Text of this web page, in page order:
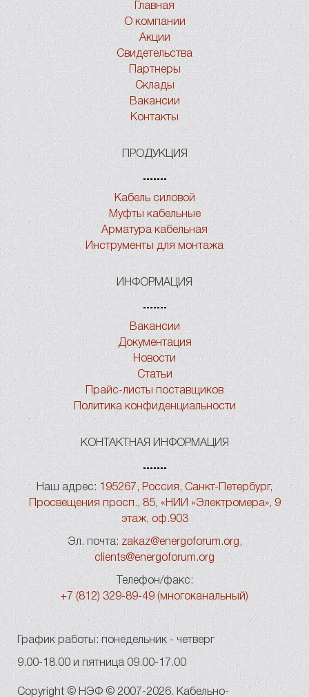
Главная
О компании
Акции
Свидетельства
Партнеры
Склады
Вакансии
Контакты
ПРОДУКЦИЯ
Кабель силовой
Муфты кабельные
Арматура кабельная
Инструменты для монтажа
ИНФОРМАЦИЯ
Вакансии
Документация
Новости
Статьи
Прайс-листы поставщиков
Политика конфиденциальности
КОНТАКТНАЯ ИНФОРМАЦИЯ
Наш адрес:195267, Россия, Санкт-Петербург,
Просвещения просп., 85, «НИИ «Электромера», 9
этаж, оф.903
Эл. почта: zakaz@energoforum.org,
clients@energoforum.org
Телефон/факс:
+7 (812) 329-89-49 (многоканальный)
График работы: понедельник - четверг
9.00-18.00 и пятница 09.00-17.00
Copyright © НЭФ © 2007-2026. Кабельно-